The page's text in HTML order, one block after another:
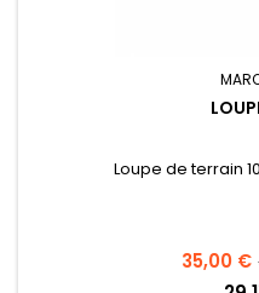
Loupe de terrain
Prix
35,00 €